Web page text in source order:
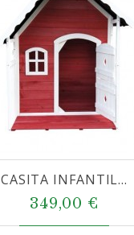
CASITA INFANTIL...
349,00 €